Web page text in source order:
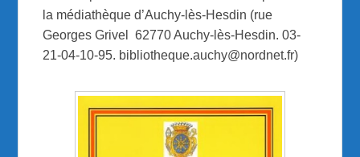
la médiathèque d’Auchy-lès-Hesdin (rue
Georges Grivel 62770 Auchy-lès-Hesdin. 03-
21-04-10-95. bibliotheque.auchy@nordnet.fr)